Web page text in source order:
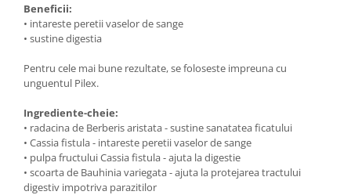
Swanson
Under Armour
Universal
Vitargo
Zenana
Beneficii:
• intareste peretii vaselor de sange
• sustine digestia
Pentru cele mai bune rezultate, se foloseste impreuna cu
unguentul Pilex.
Ingrediente-cheie:
• radacina de Berberis aristata - sustine sanatatea ficatului
• Cassia fistula - intareste peretii vaselor de sange
• pulpa fructului Cassia fistula - ajuta la digestie
• scoarta de Bauhinia variegata - ajuta la protejarea tractului
digestiv impotriva parazitilor